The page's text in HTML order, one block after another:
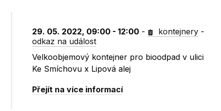
29. 05. 2022, 09:00 - 12:00 - kontejnery -
odkaz na událost
Velkoobjemový kontejner pro bioodpad v ulici
Ke Smíchovu x Lipová alej
Přejít na více informací